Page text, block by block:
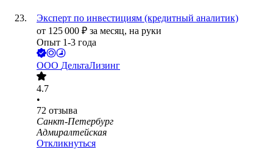
Эксперт по инвестициям (кредитный аналитик)
от 125 000 ₽ за месяц, на руки
Опыт 1-3 года
ООО ДельтаЛизинг
4.7
•
72 отзыва
Санкт-Петербург
Адмиралтейская
Откликнуться